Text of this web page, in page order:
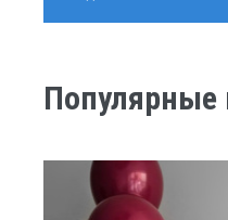
Популярные